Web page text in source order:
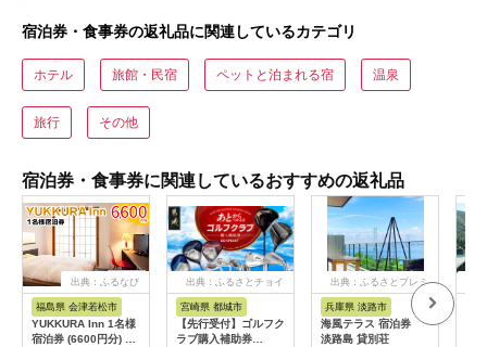
宿泊券・食事券の返礼品に関連しているカテゴリ
ホテル 旅館・民宿 ペットと泊まれる宿 温泉
旅行 その他
宿泊券・食事券に関連しているおすすめの返礼品
出典：ふるなび
福島県 会津若松市
YUKKURA Inn 1名様
宿泊券 (6600円分) ワ
出典：ふるさとチョイ
宮崎県 都城市
【先行受付】ゴルフク
ラブ購入補助券
出典：ふるさとプレミ
アム
兵庫県 淡路市
海風テラス 宿泊券
淡路島 貸別荘